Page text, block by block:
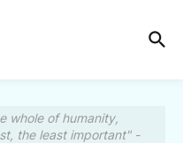
whole of humanity,
the least important" -